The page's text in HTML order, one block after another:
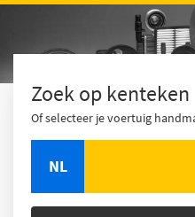
Zoek op kenteken
Of selecteer je voertuig
NL